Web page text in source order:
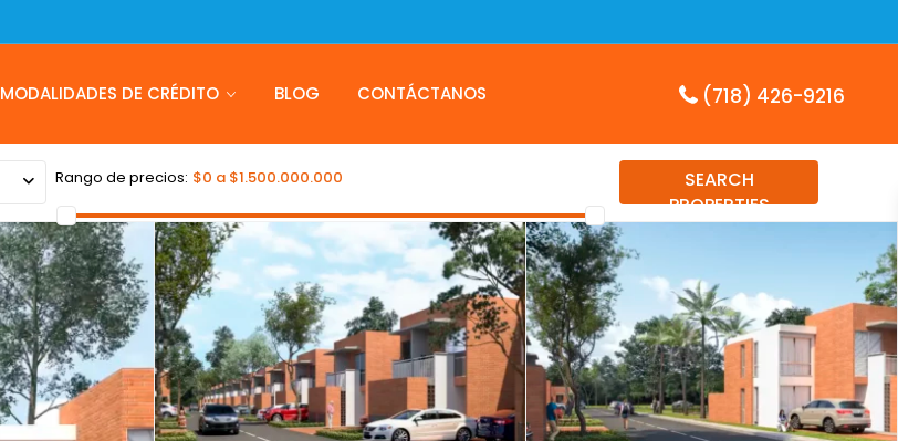
MODALIDADES DE CRÉDITO BLOG CONTÁCTANOS (718) 426-9216
Rango de precios: $0 a $1.500.000.000
SEARCH
PROPERTIES